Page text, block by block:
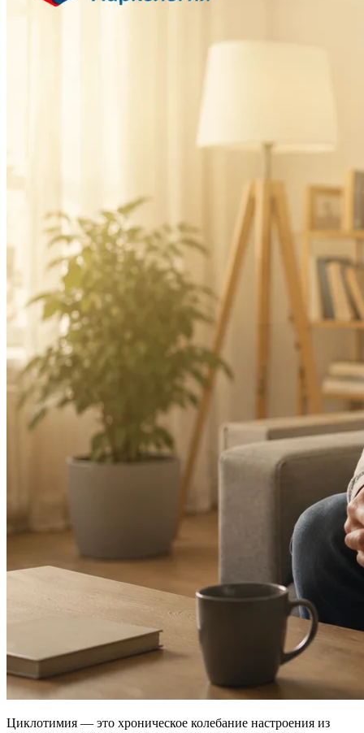
Циклотимия — это хроническое колебание настроения из